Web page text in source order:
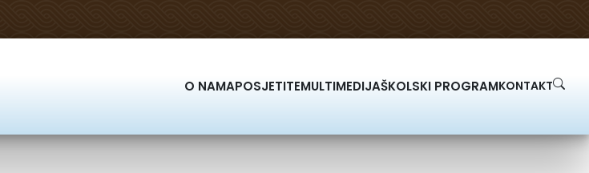
O NAMAPOSJETITEMULTIMEDIJAŠKOLSKI PROGRAMKONTAKT